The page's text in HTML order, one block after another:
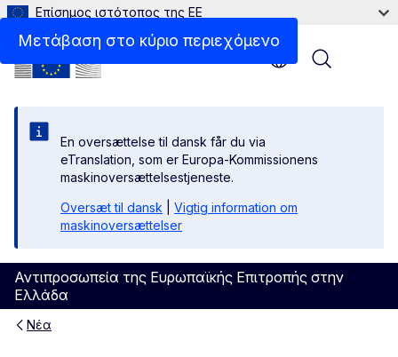
Μετάβαση στο κύριο περιεχόμενο
Επίσημος ιστότοπος της ΕΕ
En oversættelse til dansk får du via
eTranslation, som er Europa-Kommissionens
maskinoversættelsestjeneste.
Oversæt til dansk
Vigtig information om
maskinoversættelser
Αντιπροσωπεία της Ευρωπαϊκής Επιτροπής στην
Ελλάδα
Menu
Νέα